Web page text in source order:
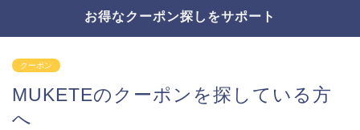
お得なクーポン探しをサポート
クーポン
MUKETEのクーポンを探している方
へ